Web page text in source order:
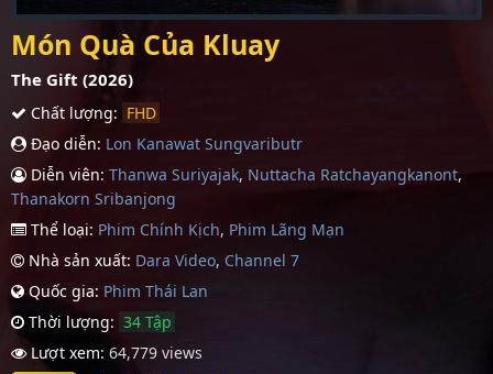
Món Quà Của Kluay
The Gift (2026)
Chất lượng: FHD
Đạo diễn: Lon Kanawat Sungvaributr
Diễn viên: Thanwa Suriyajak, Nuttacha Ratchayangkanont,
Thanakorn Sribanjong
Thể loại: Phim Chính Kịch, Phim Lãng Mạn
Nhà sản xuất: Dara Video, Channel 7
Quốc gia: Phim Thái Lan
Thời lượng: 34 Tập
Lượt xem: 64,779 views